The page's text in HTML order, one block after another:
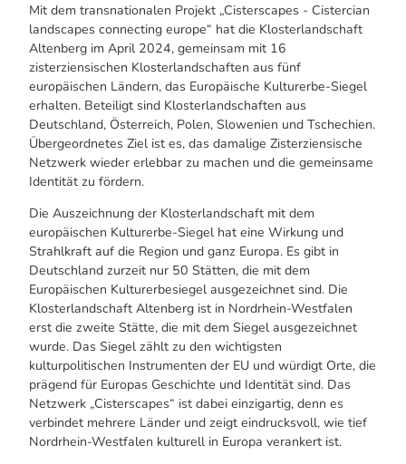
Mit dem transnationalen Projekt „Cisterscapes - Cistercian
landscapes connecting europe“ hat die Klosterlandschaft
Altenberg im April 2024, gemeinsam mit 16
zisterziensischen Klosterlandschaften aus fünf
europäischen Ländern, das Europäische Kulturerbe-Siegel
erhalten. Beteiligt sind Klosterlandschaften aus
Deutschland, Österreich, Polen, Slowenien und Tschechien.
Übergeordnetes Ziel ist es, das damalige Zisterziensische
Netzwerk wieder erlebbar zu machen und die gemeinsame
Identität zu fördern.
Die Auszeichnung der Klosterlandschaft mit dem
europäischen Kulturerbe-Siegel hat eine Wirkung und
Strahlkraft auf die Region und ganz Europa. Es gibt in
Deutschland zurzeit nur 50 Stätten, die mit dem
Europäischen Kulturerbesiegel ausgezeichnet sind. Die
Klosterlandschaft Altenberg ist in Nordrhein-Westfalen
erst die zweite Stätte, die mit dem Siegel ausgezeichnet
wurde. Das Siegel zählt zu den wichtigsten
kulturpolitischen Instrumenten der EU und würdigt Orte, die
prägend für Europas Geschichte und Identität sind. Das
Netzwerk „Cisterscapes“ ist dabei einzigartig, denn es
verbindet mehrere Länder und zeigt eindrucksvoll, wie tief
Nordrhein-Westfalen kulturell in Europa verankert ist.